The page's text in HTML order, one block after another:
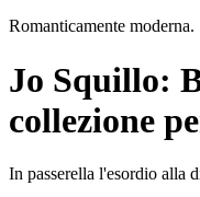
Romanticamente moderna.
Jo Squillo:
collezione
In passerella l'esordio alla